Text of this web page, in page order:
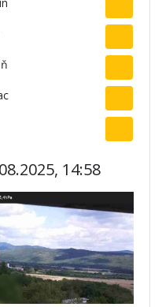
14:58